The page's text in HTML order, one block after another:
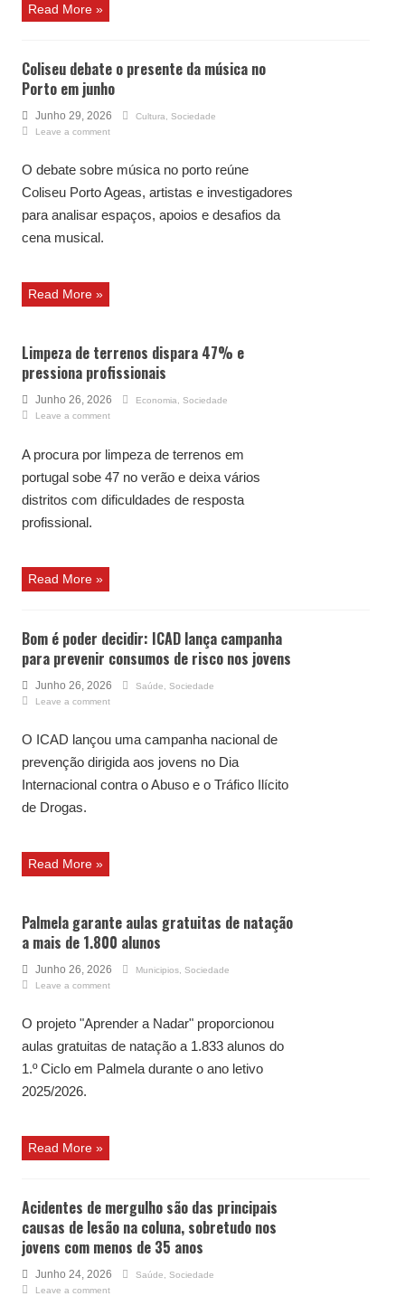
Read More »
Coliseu debate o presente da música no
Porto em junho
Junho 29, 2026 Cultura
Sociedade
Leave a comment
O debate sobre música no porto reúne
Coliseu Porto Ageas, artistas e investigadores
para analisar espaços, apoios e desafios da
cena musical.
Read More »
Limpeza de terrenos dispara 47% e
pressiona profissionais
Junho 26, 2026 Economia, Sociedade
Leave a comment
A procura por limpeza de terrenos em
portugal sobe 47 no verão e deixa vários
distritos com dificuldades de resposta
profissional.
Read More »
Bom é poder decidir: ICAD lança campanha
para prevenir consumos de risco nos jovens
Junho 26, 2026 Saúde
Sociedade
Leave a comment
O ICAD lançou uma campanha nacional de
prevenção dirigida aos jovens no Dia
Internacional contra o Abuso e o Tráfico Ilícito
de Drogas.
Read More »
Palmela garante aulas gratuitas de natação
a mais de 1.800 alunos
Junho 26, 2026 Municipios Sociedade
Leave a comment
O projeto "Aprender a Nadar" proporcionou
aulas gratuitas de natação a 1.833 alunos do
1.º Ciclo em Palmela durante o ano letivo
2025/2026.
Read More »
Acidentes de mergulho são das principais
causas de lesão na coluna, sobretudo nos
jovens com menos de 35 anos
Junho 24, 2026 Saúde
Sociedade
Leave a comment